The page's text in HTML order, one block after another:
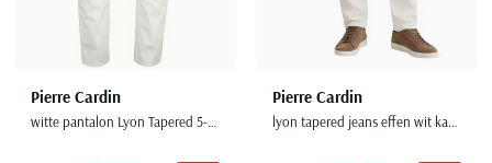
Pierre Cardin
witte pantalon Lyon Tapered 5-pocket model
Pierre Cardin
lyon tapered jeans effen wit katoen normale fit